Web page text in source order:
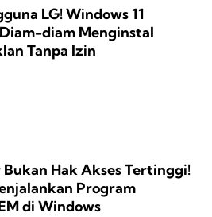
LG! Windows 11
diam Menginstal
Tanpa Izin
Hak Akses Tertinggi!
Program
di Windows